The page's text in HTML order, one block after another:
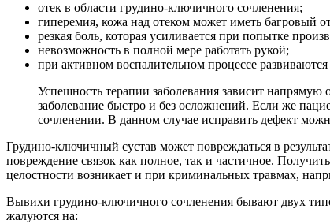
отек в области грудино-ключичного сочленения;
гиперемия, кожа над отеком может иметь багровый
резкая боль, которая усиливается при попытке
невозможность в полной мере работать рукой;
при активном воспалительном процессе
Успешность терапии заболевания зависит
заболевание быстро и без осложнений. Если же
сочленении. В данном случае исправить дефект
Грудино-ключичный сустав может повреждаться в
повреждение связок как полное, так и частичное.
целостности возникает и при криминальных травмах,
Вывихи грудино-ключичного сочленения бывают двух
жалуются на: